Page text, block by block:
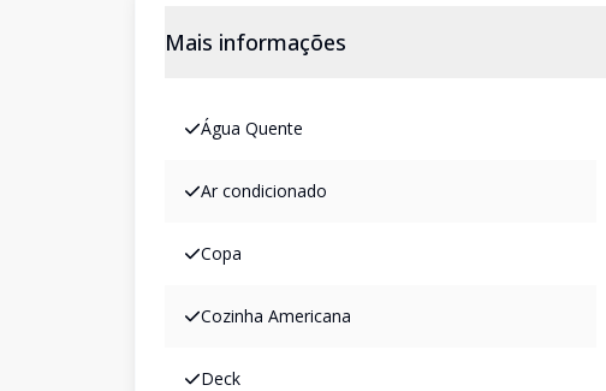
Mais informações
Água Quente
Ar condicionado
Copa
Cozinha Americana
Deck